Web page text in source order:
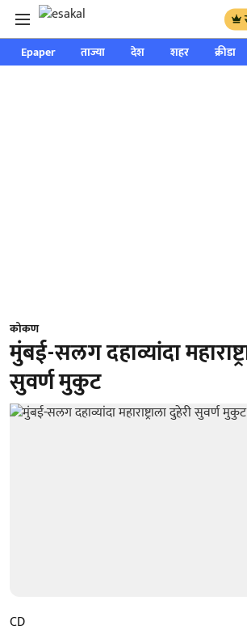
Epaper ताज्या देश शहर क्रीडा
कोकण
मुंबई-सलग दहाव्यांदा
सुवर्ण मुकुट
CD